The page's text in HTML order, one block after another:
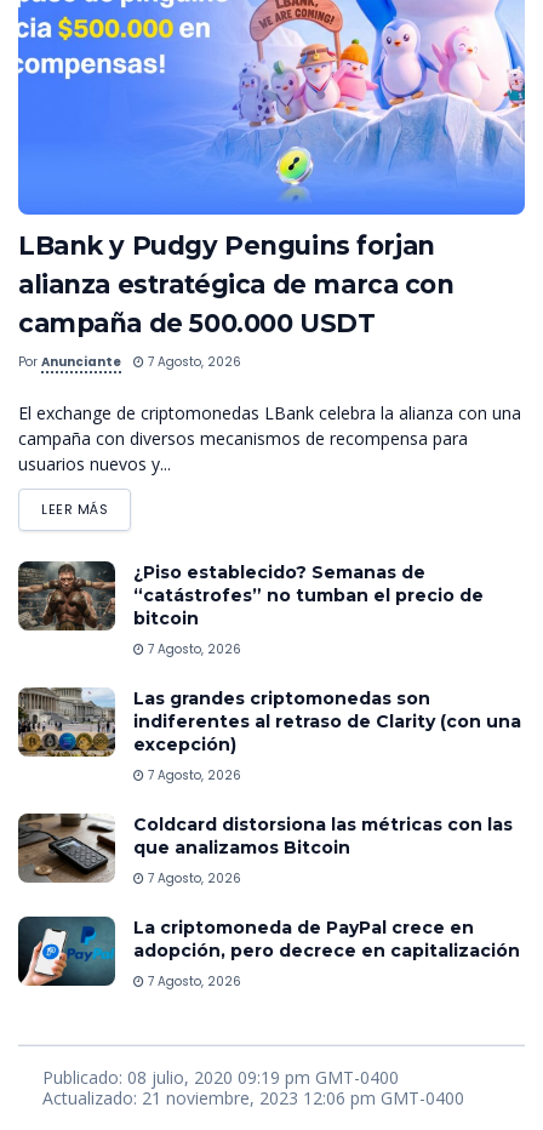
LBank y Pudgy Penguins forjan
alianza estratégica de marca con
campaña de 500.000 USDT
Por Anunciante 7 Agosto, 2026
El exchange de criptomonedas LBank celebra la alianza con una
campaña con diversos mecanismos de recompensa para
usuarios nuevos y...
LEER MÁS
¿Piso establecido? Semanas de
“catástrofes” no tumban el precio de
bitcoin
7 Agosto, 2026
Las grandes criptomonedas son
indiferentes al retraso de Clarity (con una
excepción)
7 Agosto, 2026
Coldcard distorsiona las métricas con las
que analizamos Bitcoin
7 Agosto, 2026
La criptomoneda de PayPal crece en
adopción, pero decrece en capitalización
7 Agosto, 2026
Publicado: 08 julio, 2020 09:19 pm GMT-0400
Actualizado: 21 noviembre, 2023 12:06 pm GMT-0400